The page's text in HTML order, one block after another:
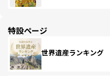
特設ページ
世界遺産ランキング